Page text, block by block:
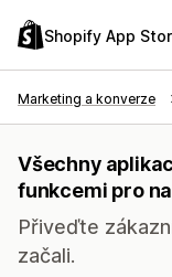
Shopify App
Marketing a konverze
Všechny
funkcemi pro
Přiveďte
začali.